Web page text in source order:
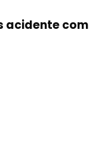
acidente com